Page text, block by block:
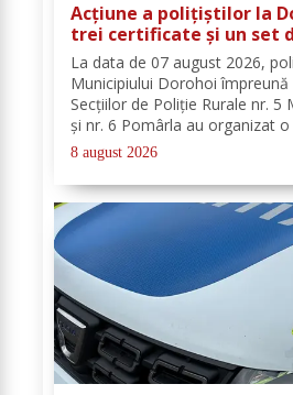
Acțiune a polițiștilor la
trei certificate și un set
înmatriculare reținute
La data de 07 august 2026,
Municipiului Dorohoi împreună
Secțiilor de Poliție Rurale nr. 5
și nr. 6 Pomârla au organizat
prevenirea și combaterea
contravențională, verificarea...
8 august 2026